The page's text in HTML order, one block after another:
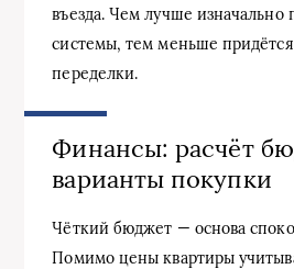
въезда. Чем лучше изначально
системы, тем меньше придётся
переделки.
Финансы: расчёт
варианты покупки
Чёткий бюджет — основа
Помимо цены квартиры